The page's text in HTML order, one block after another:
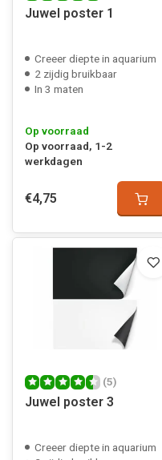
Juwel poster 1
Creeer diepte in aquarium
2 zijdig bruikbaar
In 3 maten
Op voorraad
Op voorraad, 1-2
werkdagen
€4,75
(5)
Juwel poster 3
Creeer diepte in aquarium